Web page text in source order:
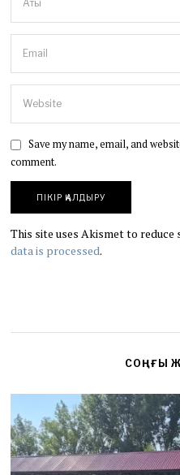
Save my name, email, and
comment.
This site uses Akismet to reduce
data is processed.
СОҢҒЫ